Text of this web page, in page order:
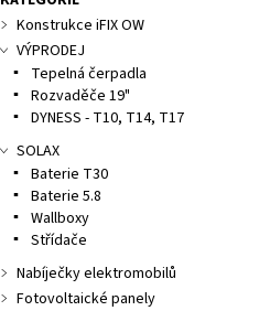
Konstrukce iFIX OW
VÝPRODEJ
Tepelná čerpadla
Rozvaděče 19"
DYNESS - T10, T14, T17
SOLAX
Baterie T30
Baterie 5.8
Wallboxy
Střídače
Nabíječky elektromobilů
Fotovoltaické panely